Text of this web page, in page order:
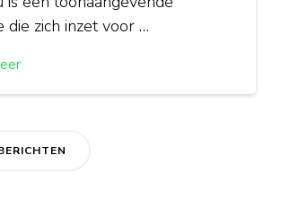
die zich inzet voor …